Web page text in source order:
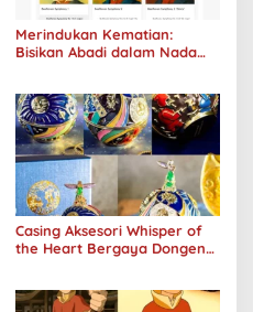
Merindukan Kematian:
Bisikan Abadi dalam Nada
Casing Aksesori Whisper of
the Heart Bergaya Dongeng